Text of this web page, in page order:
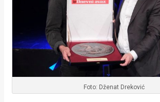
Foto: Dženat Dreković